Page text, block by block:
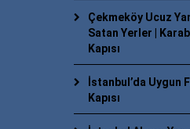
Çekmeköy Ucuz
Satan Yerler |
Kapısı
İstanbul’da Uygun
Kapısı